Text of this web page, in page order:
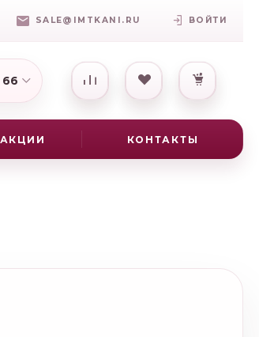
SALE@IMTKANI.RU ВОЙТИ
66
АКЦИИ КОНТАКТЫ